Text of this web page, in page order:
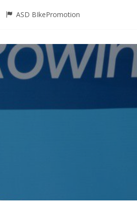
ASD BIkePromotion